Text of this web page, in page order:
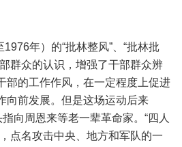
年）的“批林整风”、“批林批
群众的认识，增强了干部群众辨
部的工作作风，在一定程度上促进
向前发展。但是这场运动后来
向周恩来等老一辈革命家。“四人
点名攻击中央、地方和军队的一